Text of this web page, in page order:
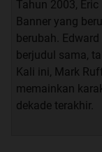
Tahun 2003,
Banner yang
berubah.
berjudul sama,
Kali ini, Mark
memainkan
dekade terakhir.